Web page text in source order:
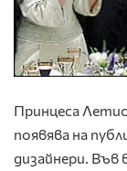
Принцеса
появява на
дизайнери. Във